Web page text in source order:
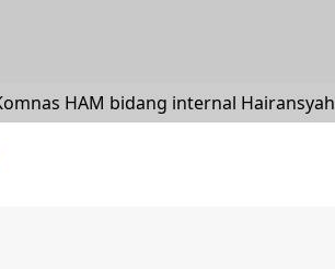
HAM bidang internal Hairansyah